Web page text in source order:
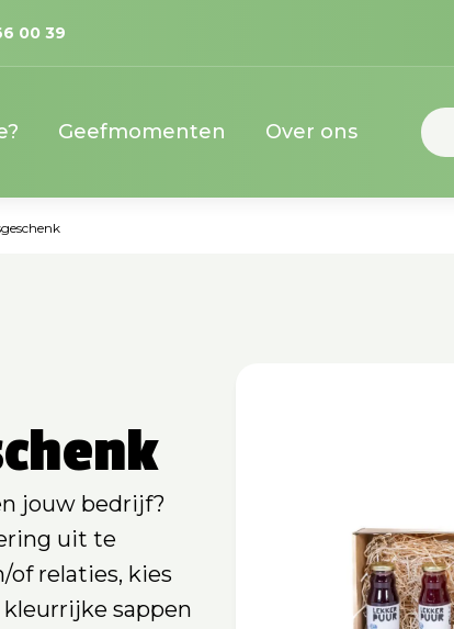
Geefmomenten Over ons
00 39
jouw bedrijf?
uit te
of relaties, kies
sappen